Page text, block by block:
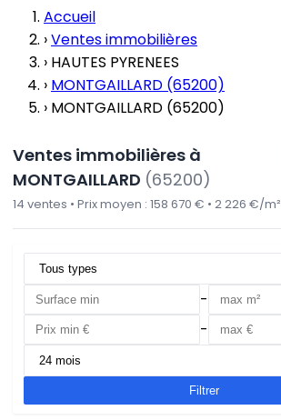
Accueil
›Ventes immobilières
› HAUTES PYRENEES
› MONTGAILLARD (65200)
› MONTGAILLARD (65200)
Ventes immobilières à
MONTGAILLARD (65200)
14 ventes • Prix moyen : 158 670 € • 2 226 €/m²
-
-
Filtrer